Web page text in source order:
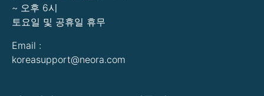
~ 오후 6시
토요일 및 공휴일 휴무
Email :
koreasupport@neora.com